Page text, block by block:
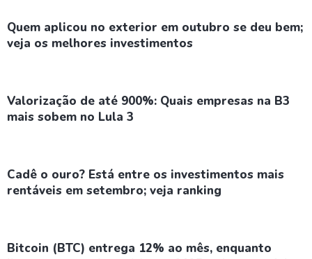
Quem aplicou no exterior em outubro se deu bem;
veja os melhores investimentos
Valorização de até 900%: Quais empresas na B3
mais sobem no Lula 3
Cadê o ouro? Está entre os investimentos mais
rentáveis em setembro; veja ranking
Bitcoin (BTC) entrega 12% ao mês, enquanto